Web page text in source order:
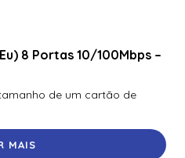
8 Portas 10/100Mbps –
de um cartão de
MAIS